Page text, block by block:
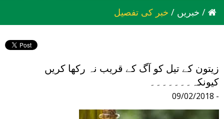
/
/ خبریں خبر کی تفصیل
زیتون کے تیل کو آگ کے قریب نہ رکھا کریں
کیونکہ۔۔۔۔۔۔۔
09/02/2018 -